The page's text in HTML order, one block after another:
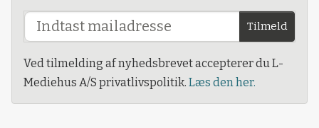
Tilmeld
Ved tilmelding af nyhedsbrevet accepterer du L-
Mediehus A/S privatlivspolitik. Læs den her.